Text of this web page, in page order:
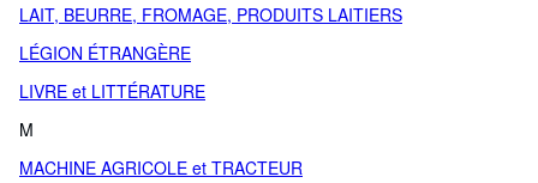
LAIT, BEURRE, FROMAGE, PRODUITS LAITIERS
LÉGION ÉTRANGÈRE
LIVRE et LITTÉRATURE
M
MACHINE AGRICOLE et TRACTEUR